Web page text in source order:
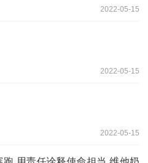
2022-05-15
2022-05-15
2022-05-15